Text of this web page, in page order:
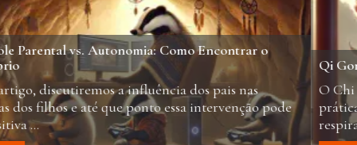
Qi Gong: Equilíbrio e Harmonia para a Vida Moderna
O Chi Gong, também conhecido como Qigong, é uma
prática milenar chinesa que combina movimentos suaves,
respiração controlada e meditação ...